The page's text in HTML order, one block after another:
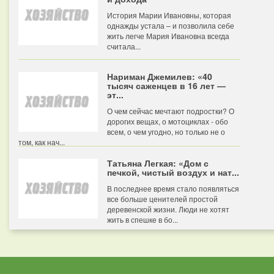
История Марии Ивановны, которая
однажды устала – и позволила себе
жить легче Мария Ивановна всегда
считала...
Нариман Джемилев: «40
тысяч саженцев в 16 лет —
эт...
О чем сейчас мечтают подростки? О
дорогих вещах, о мотоциклах - обо
всем, о чем угодно, но только не о
том, как нач...
Татьяна Легкая: «Дом с
печкой, чистый воздух и нат...
В последнее время стало появляться
все больше ценителей простой
деревенской жизни. Люди не хотят
жить в спешке в бо...